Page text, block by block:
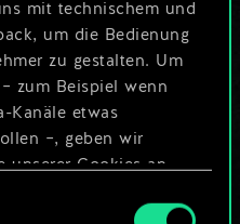
mit technischem und
um die Bedienung
zu gestalten. Um
zum Beispiel wenn
Kanäle etwas
–, geben wir
unserer Cookies an
deine Zustimmung.
Leitfaden